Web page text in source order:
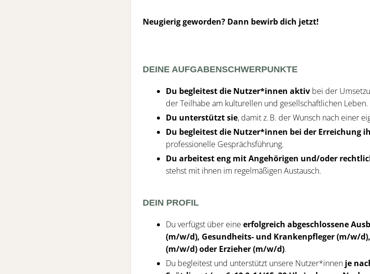
Neugierig geworden? Dann bewirb dich jetzt!
DEINE AUFGABENSCHWERPUNKTE
Du begleitest die Nutzer*innen aktiv bei der
der Teilhabe am kulturellen und gesellschaftlichen Leben.
Du unterstützt sie, damit z. B. der Wunsch nach einer
Du begleitest die Nutzer*innen bei der Erreichung
professionelle Gesprächsführung.
Du arbeitest eng mit Angehörigen und/oder
stehst mit ihnen im regelmäßigen Austausch.
DEIN PROFIL
Du verfügst über eine erfolgreich abgeschlossene
(m/w/d), Gesundheits- und Krankenpfleger (m/w/
(m/w/d) oder Erzieher (m/w/d).
Du begleitest und unterstützt unsere Nutzer*innen je